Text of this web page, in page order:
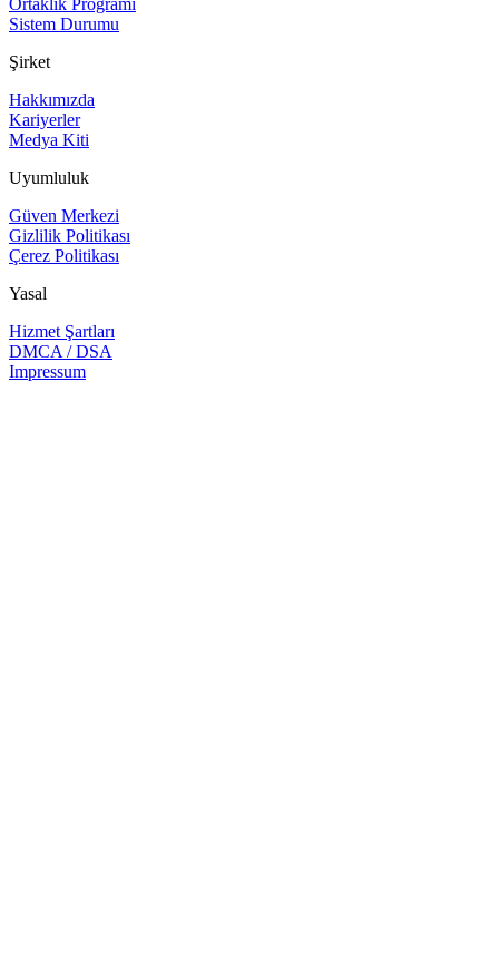
Sistem Durumu
Şirket
Hakkımızda
Kariyerler
Medya Kiti
Uyumluluk
Güven Merkezi
Gizlilik Politikası
Çerez Politikası
Yasal
Hizmet Şartları
DMCA / DSA
Impressum